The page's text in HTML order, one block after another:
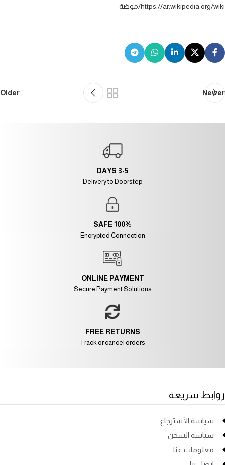
https://ar.wikipedia.org/wiki/موضة
Newer
Older
FREE RETURNS
Track or cancel orders
ONLINE PAYMENT
Secure Payment Solutions
100% SAFE
Encrypted Connection
3-5 DAYS
Delivery to Doorstep
روابط سريعة
سياسة الأسترجاع
سياسة الشحن
معلومات عنا